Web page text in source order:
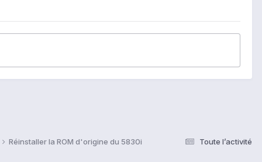
Toute l’activité
Réinstaller la ROM d'origine du 5830i